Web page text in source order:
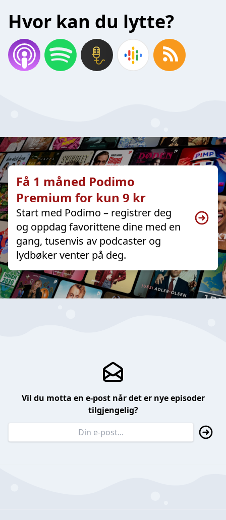
Hvor kan du lytte?
Få 1 måned Podimo
Premium for kun 9 kr
Start med Podimo – registrer deg
og oppdag favorittene dine med en
gang, tusenvis av podcaster og
lydbøker venter på deg.
Vil du motta en e-post når det er nye episoder
tilgjengelig?